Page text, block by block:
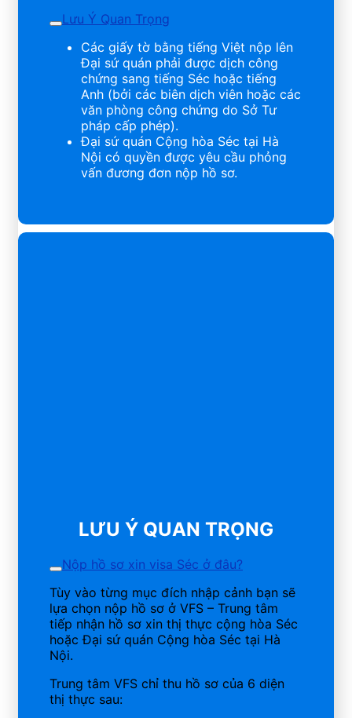
Lưu Ý Quan Trọng
Các giấy tờ bằng tiếng Việt nộp lên
Đại sứ quán phải được dịch công
chứng sang tiếng Séc hoặc tiếng
Anh (bởi các biên dịch viên hoặc các
văn phòng công chứng do Sở Tư
pháp cấp phép).
Đại sứ quán Cộng hòa Séc tại Hà
Nội có quyền được yêu cầu phỏng
vấn đương đơn nộp hồ sơ.
LƯU Ý QUAN TRỌNG
Nộp hồ sơ xin visa Séc ở đâu?
Tùy vào từng mục đích nhập cảnh bạn sẽ
lựa chọn nộp hồ sơ ở VFS – Trung tâm
tiếp nhận hồ sơ xin thị thực cộng hòa Séc
hoặc Đại sứ quán Cộng hòa Séc tại Hà
Nội.
Trung tâm VFS chỉ thu hồ sơ của 6 diện
thị thực sau: